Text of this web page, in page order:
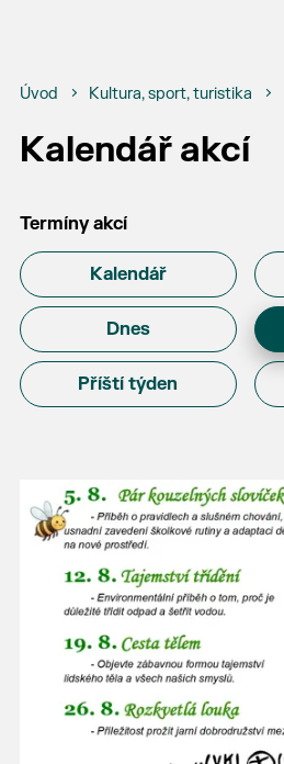
Úvod Kultura, sport, turistika
Kalendář akcí
Termíny akcí
Kalendář
Dnes
Příští týden